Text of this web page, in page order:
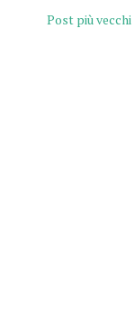
Post più vecchi